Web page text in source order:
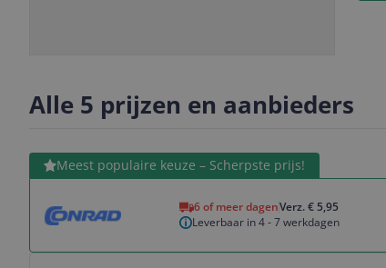
Alle 5 prijzen en aanbieders
Meest populaire keuze – Scherpste prijs!
6 of meer dagenVerz. € 5,95
Leverbaar in 4 - 7 werkdagen
Bekijk product